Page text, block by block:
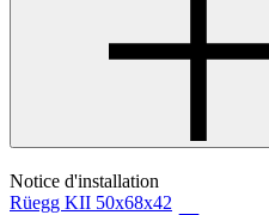
Notice d'installation
Rüegg KII 50x68x42